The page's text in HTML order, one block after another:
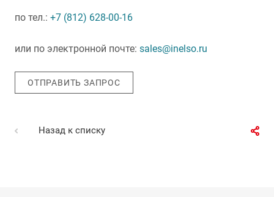
по тел.: +7 (812) 628-00-16
или по электронной почте: sales@inelso.ru
ОТПРАВИТЬ ЗАПРОС
Назад к списку